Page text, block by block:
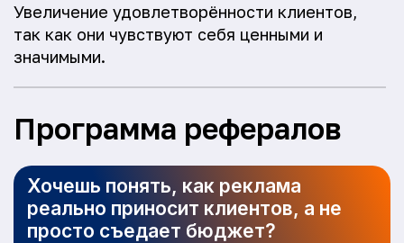
Увеличение удовлетворённости клиентов,
так как они чувствуют себя ценными и
значимыми.
Программа рефералов
Хочешь понять, как реклама
реально приносит клиентов, а не
просто съедает бюджет?